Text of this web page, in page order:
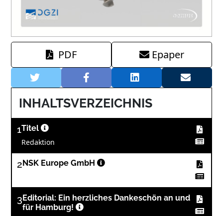
PDF Epaper
INHALTSVERZEICHNIS
1Titel
Redaktion
2 NSK Europe GmbH
3 Editorial: Ein herzliches Dankeschön an und
für Hamburg!